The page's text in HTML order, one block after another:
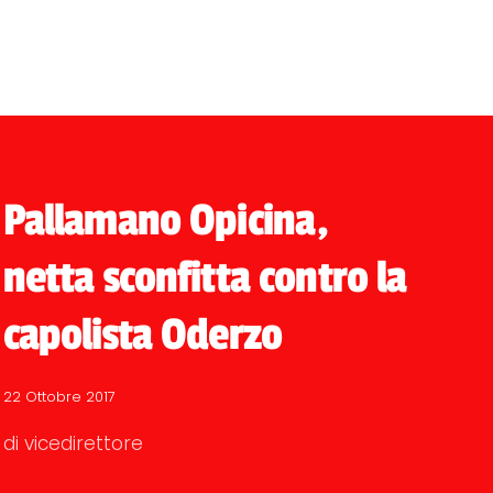
Pallamano Opicina,
netta sconfitta contro la
capolista Oderzo
22 Ottobre 2017
di vicedirettore